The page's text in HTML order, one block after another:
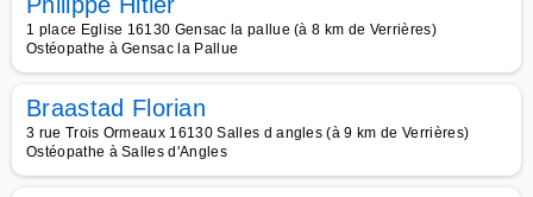
1 place Eglise 16130 Gensac la pallue (à 8 km de Verrières)
Ostéopathe à Gensac la Pallue
Braastad Florian
3 rue Trois Ormeaux 16130 Salles d angles (à 9 km de Verrières)
Ostéopathe à Salles d'Angles